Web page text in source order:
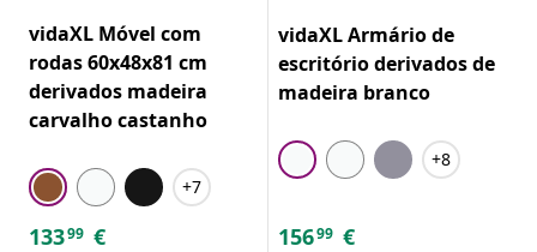
vidaXL Móvel com
rodas 60x48x81 cm
derivados madeira
carvalho castanho
+7
13399 €
vidaXL Armário de
escritório derivados de
madeira branco
+8
15699 €